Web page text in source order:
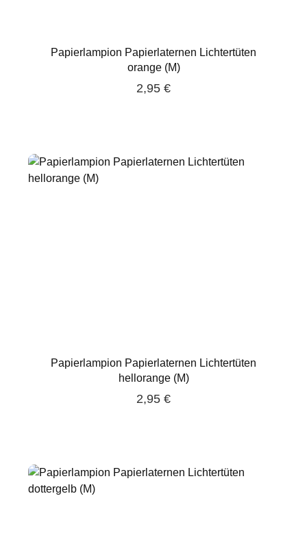
Papierlampion Papierlaternen Lichtertüten
orange (M)
2,95 €
Papierlampion Papierlaternen Lichtertüten
hellorange (M)
2,95 €